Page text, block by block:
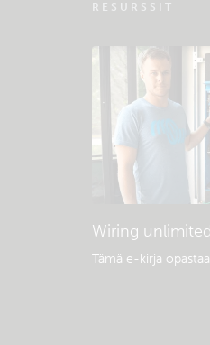
RESURSSIT
Wiring
Tämä e-kirja